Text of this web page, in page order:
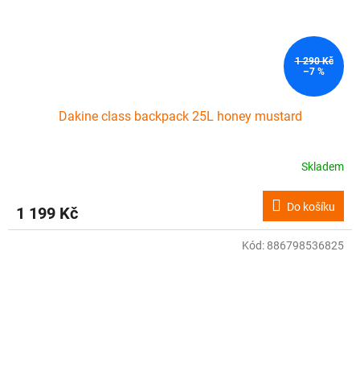
1 290 Kč
–7 %
Dakine class backpack 25L honey mustard
Skladem
1 199 Kč Do košíku
Kód: 886798536825